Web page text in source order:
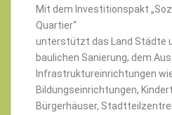
Mit dem Investitionspakt
Quartier“
unterstützt das Land Städte
baulichen Sanierung, dem
Infrastruktureinrichtungen
Bildungseinrichtungen,
Bürgerhäuser,